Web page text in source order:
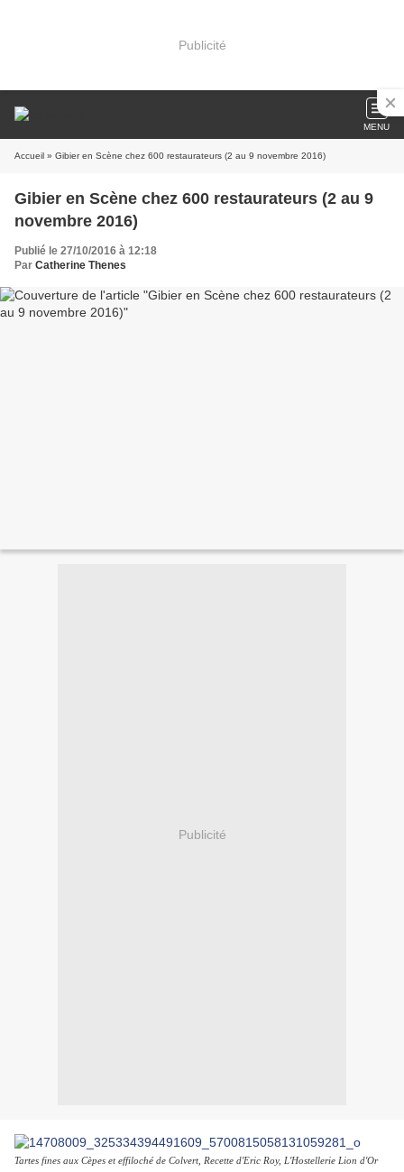
Publicité
MENU
Accueil » Gibier en Scène chez 600 restaurateurs (2 au 9 novembre 2016)
Gibier en Scène chez 600 restaurateurs (2 au 9
novembre 2016)
Publié le 27/10/2016 à 12:18
Par Catherine Thenes
Publicité
Tartes fines aux Cèpes et effiloché de Colvert, Recette d'Eric Roy, L'Hostellerie Lion d'Or